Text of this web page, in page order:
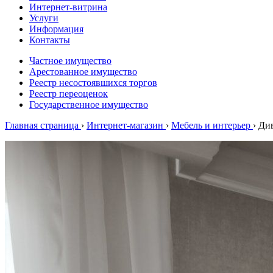
Интернет-витрина
Услуги
Информация
Контакты
Частное имущество
Арестованное имущество
Реестр несостоявшихся торгов
Реестр переоценок
Государственное имущество
Главная страница › Интернет-магазин › Мебель и интерьер ›